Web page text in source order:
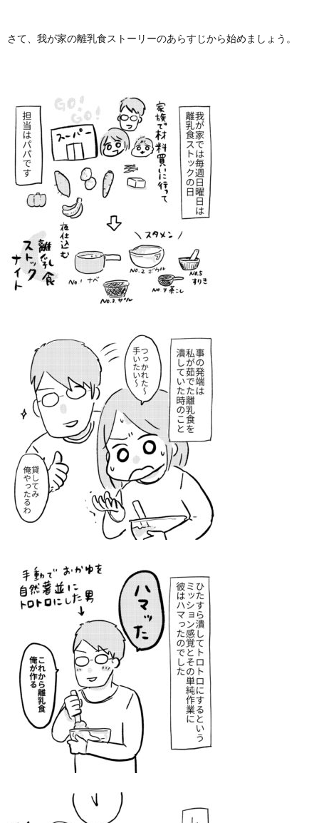
さて、我が家の離乳食ストーリーのあらすじから始めましょう。